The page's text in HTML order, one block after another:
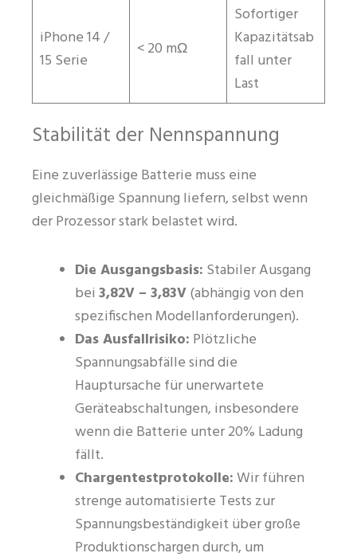
iPhone 14 /
15 Serie
< 20 mΩ
Sofortiger
Kapazitätsab
fall unter
Last
Stabilität der Nennspannung
Eine zuverlässige Batterie muss eine
gleichmäßige Spannung liefern, selbst wenn
der Prozessor stark belastet wird.
Die Ausgangsbasis: Stabiler Ausgang
bei 3,82V – 3,83V(abhängig von den
spezifischen Modellanforderungen).
Das Ausfallrisiko: Plötzliche
Spannungsabfälle sind die
Hauptursache für unerwartete
Geräteabschaltungen, insbesondere
wenn die Batterie unter 20% Ladung
fällt.
Chargentestprotokolle:Wir führen
strenge automatisierte Tests zur
Spannungsbeständigkeit über große
Produktionschargen durch, um